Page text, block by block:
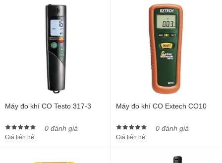
Máy đo khí CO Testo 317-3
0 đánh giá
Giá liên hệ
Máy đo khí CO Extech CO10
0 đánh giá
Giá liên hệ